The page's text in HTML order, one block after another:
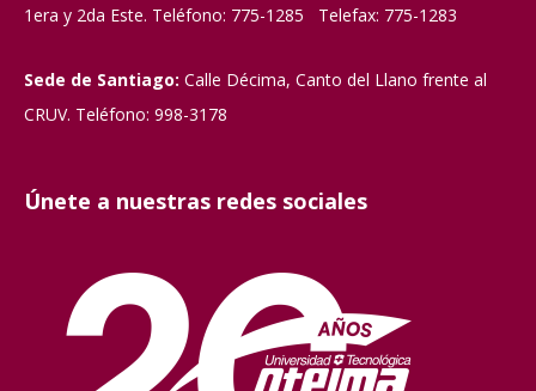
1era y 2da Este. Teléfono: 775-1285 Telefax: 775-1283
Sede de Santiago: Calle Décima, Canto del Llano frente al
CRUV. Teléfono: 998-3178
Únete a nuestras redes sociales